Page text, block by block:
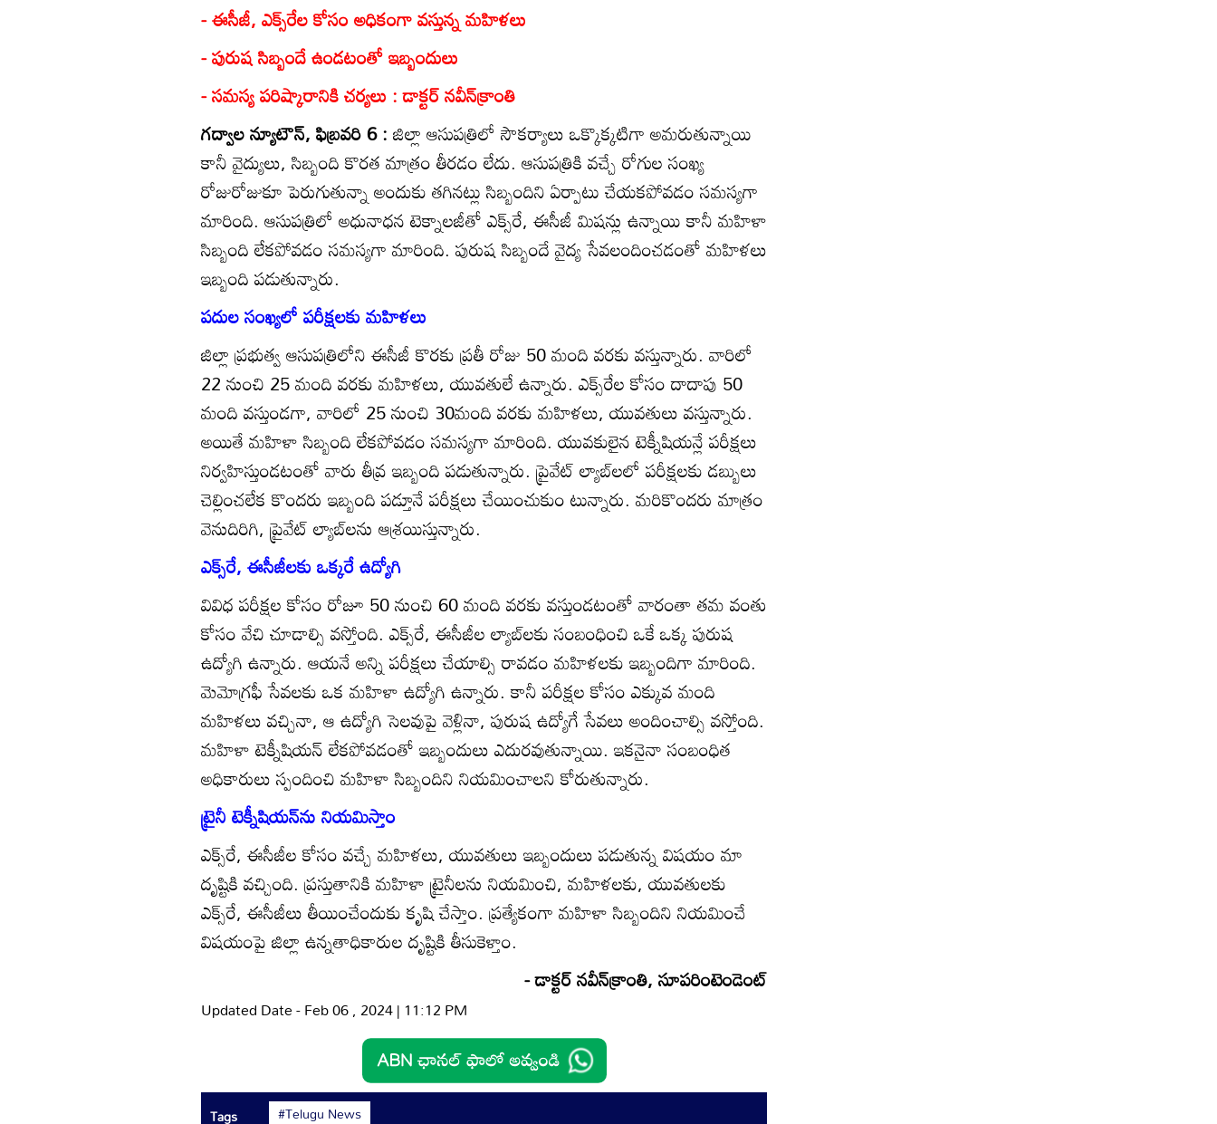
- ఈసీజీ, ఎక్స్‌రేల కోసం అధికంగా వస్తున్న మహిళలు
- పురుష సిబ్బందే ఉండటంతో ఇబ్బందులు
- సమస్య పరిష్కారానికి చర్యలు : డాక్టర్‌ నవీన్‌క్రాంతి
గద్వాల న్యూటౌన్‌, ఫిబ్రవరి 6 :జిల్లా ఆసుపత్రిలో సౌకర్యాలు ఒక్కొక్కటిగా అమరుతున్నాయి
కానీ వైద్యులు, సిబ్బంది కొరత మాత్రం తీరడం లేదు. ఆసుపత్రికి వచ్చే రోగుల సంఖ్య
రోజురోజుకూ పెరుగుతున్నా అందుకు తగినట్లు సిబ్బందిని ఏర్పాటు చేయకపోవడం సమస్యగా
మారింది. ఆసుపత్రిలో అధునాధన టెక్నాలజీతో ఎక్స్‌రే, ఈసీజీ మిషన్లు ఉన్నాయి కానీ మహిళా
సిబ్బంది లేకపోవడం సమస్యగా మారింది. పురుష సిబ్బందే వైద్య సేవలందించడంతో మహిళలు
ఇబ్బంది పడుతున్నారు.
పదుల సంఖ్యలో పరీక్షలకు మహిళలు
జిల్లా ప్రభుత్వ ఆసుపత్రిలోని ఈసీజీ కొరకు ప్రతీ రోజు 50 మంది వరకు వస్తున్నారు. వారిలో
22 నుంచి 25 మంది వరకు మహిళలు, యువతులే ఉన్నారు. ఎక్స్‌రేల కోసం దాదాపు 50
మంది వస్తుండగా, వారిలో 25 నుంచి 30మంది వరకు మహిళలు, యువతులు వస్తున్నారు.
అయితే మహిళా సిబ్బంది లేకపోవడం సమస్యగా మారింది. యువకులైన టెక్నీషియన్లే పరీక్షలు
నిర్వహిస్తుండటంతో వారు తీవ్ర ఇబ్బంది పడుతున్నారు. ప్రైవేట్‌ ల్యాబ్‌లలో పరీక్షలకు డబ్బులు
చెల్లించలేక కొందరు ఇబ్బంది పడ్తూనే పరీక్షలు చేయించుకుం టున్నారు. మరికొందరు మాత్రం
వెనుదిరిగి, ప్రైవేట్‌ ల్యాబ్‌లను ఆశ్రయిస్తున్నారు.
ఎక్స్‌రే, ఈసీజీలకు ఒక్కరే ఉద్యోగి
వివిధ పరీక్షల కోసం రోజూ 50 నుంచి 60 మంది వరకు వస్తుండటంతో వారంతా తమ వంతు
కోసం వేచి చూడాల్సి వస్తోంది. ఎక్స్‌రే, ఈసీజీల ల్యాబ్‌లకు సంబంధించి ఒకే ఒక్క పురుష
ఉద్యోగి ఉన్నారు. ఆయనే అన్ని పరీక్షలు చేయాల్సి రావడం మహిళలకు ఇబ్బందిగా మారింది.
మెమోగ్రఫీ సేవలకు ఒక మహిళా ఉద్యోగి ఉన్నారు. కానీ పరీక్షల కోసం ఎక్కువ మంది
మహిళలు వచ్చినా, ఆ ఉద్యోగి సెలవుపై వెళ్లినా, పురుష ఉద్యోగే సేవలు అందించాల్సి వస్తోంది.
మహిళా టెక్నీషియన్‌ లేకపోవడంతో ఇబ్బందులు ఎదురవుతున్నాయి. ఇకనైనా సంబంధిత
అధికారులు స్పందించి మహిళా సిబ్బందిని నియమించాలని కోరుతున్నారు.
ట్రైనీ టెక్నీషియన్‌ను నియమిస్తాం
ఎక్స్‌రే, ఈసీజీల కోసం వచ్చే మహిళలు, యువతులు ఇబ్బందులు పడుతున్న విషయం మా
దృష్టికి వచ్చింది. ప్రస్తుతానికి మహిళా ట్రైనీలను నియమించి, మహిళలకు, యువతులకు
ఎక్స్‌రే, ఈసీజీలు తీయించేందుకు కృషి చేస్తాం. ప్రత్యేకంగా మహిళా సిబ్బందిని నియమించే
విషయంపై జిల్లా ఉన్నతాధికారుల దృష్టికి తీసుకెళ్తాం.
- డాక్టర్‌ నవీన్‌క్రాంతి, సూపరింటెండెంట్‌
Updated Date - Feb 06 , 2024 | 11:12 PM
Tags #Telugu News